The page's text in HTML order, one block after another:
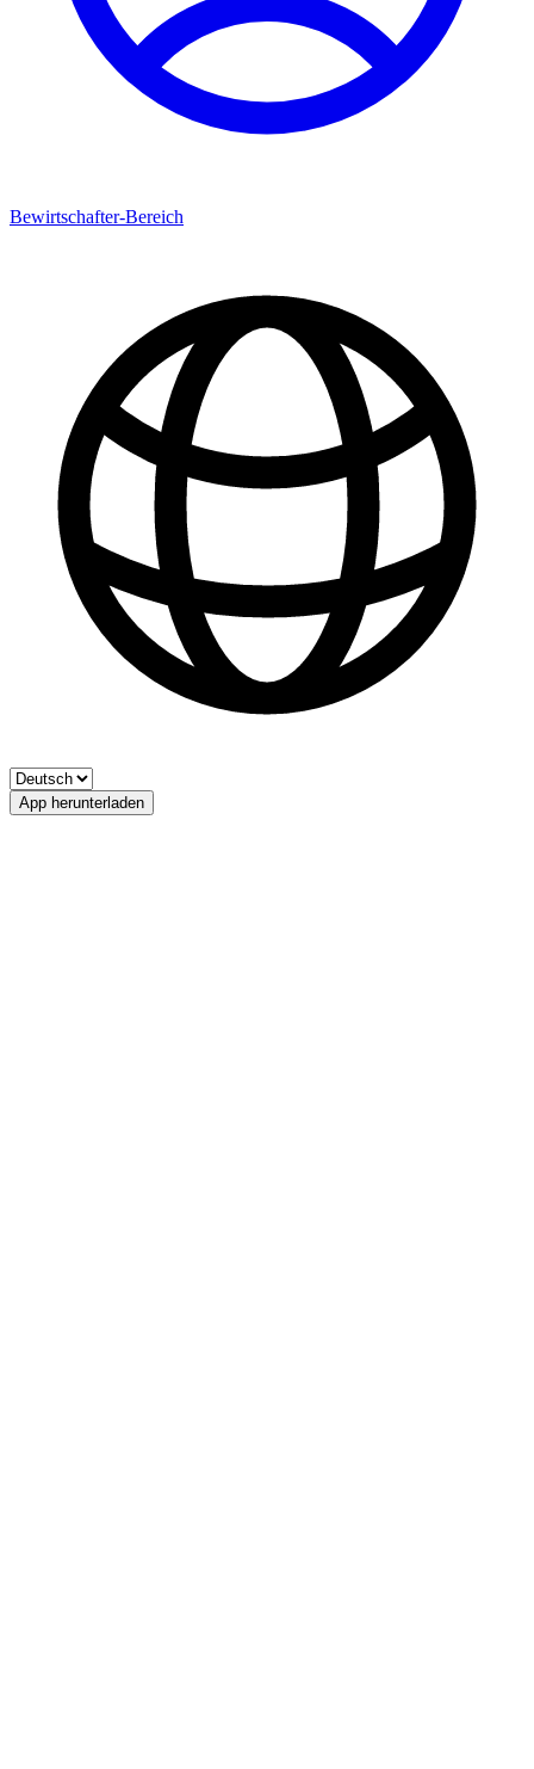
Bewirtschafter-Bereich
App herunterladen